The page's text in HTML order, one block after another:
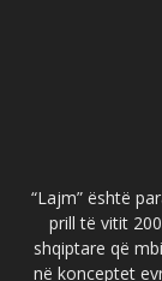
“Lajm” është
prill të vitit
shqiptare që
në konceptet